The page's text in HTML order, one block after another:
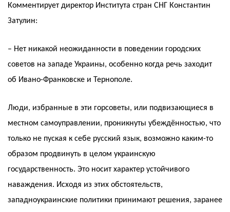
Комментирует директор Института стран СНГ Константин
Затулин:
– Нет никакой неожиданности в поведении городских
советов на западе Украины, особенно когда речь заходит
об Ивано-Франковске и Тернополе.
Люди, избранные в эти горсоветы, или подвизающиеся в
местном самоуправлении, проникнуты убеждённостью, что
только не пуская к себе русский язык, возможно каким-то
образом продвинуть в целом украинскую
государственность. Это носит характер устойчивого
наваждения. Исходя из этих обстоятельств,
западноукраинские политики принимают решения, заранее